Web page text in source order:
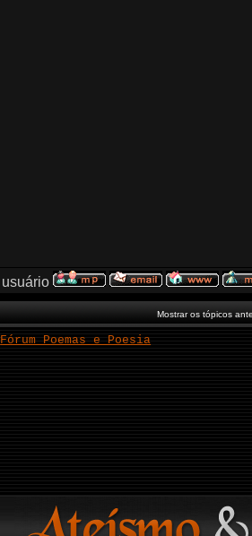
Mostrar os tópicos
Fórum Poemas e Poesia